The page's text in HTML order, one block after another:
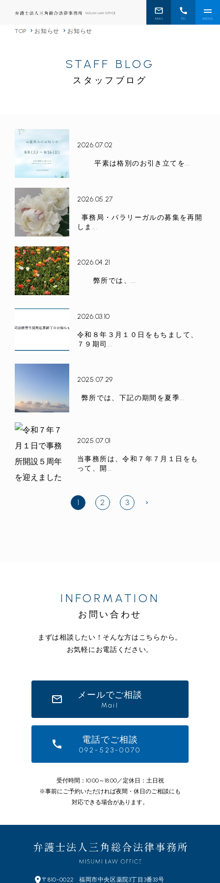
TOP お知らせ お知らせ
STAFF BLOG
スタッフブログ
2026.07.02
平素は格別のお引き立てを...
2026.05.27
事務局・パラリーガルの募集を再開
しま...
2026.04.21
弊所では、...
2026.03.10
令和８年３月１０日をもちまして、
７９期司...
2025.07.29
弊所では、下記の期間を夏季...
2025.07.01
当事務所は、令和７年７月１日をも
って、開...
1 2 3
INFORMATION
お問い合わせ
まずは相談したい！そんな方はこちらから。
お気軽にお電話ください。
メールでご相談
Mail
電話でご相談
092-523-0070
受付時間：10:00～18:00／定休日：土日祝
※事前にご予約いただければ夜間・休日のご相談にも
対応できる場合があります。
〒810-0022 福岡市中央区薬院3丁目3番33号